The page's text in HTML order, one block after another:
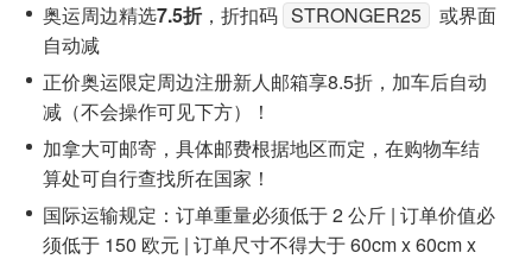
奥运周边精选7.5折 ，折扣码 STRONGER25
或界面
自动减
正价奥运限定周边注册新人邮箱享8.5折 ，加车后自动
减（不会操作可见下方）！
加拿大可邮寄，具体邮费根据地区而定，在购物车结
算处可自行查找所在国家！
国际运输规定：订单重量必须低于 2 公斤 | 订单价值必
须低于 150 欧元 | 订单尺寸不得大于 60cm x 60cm x